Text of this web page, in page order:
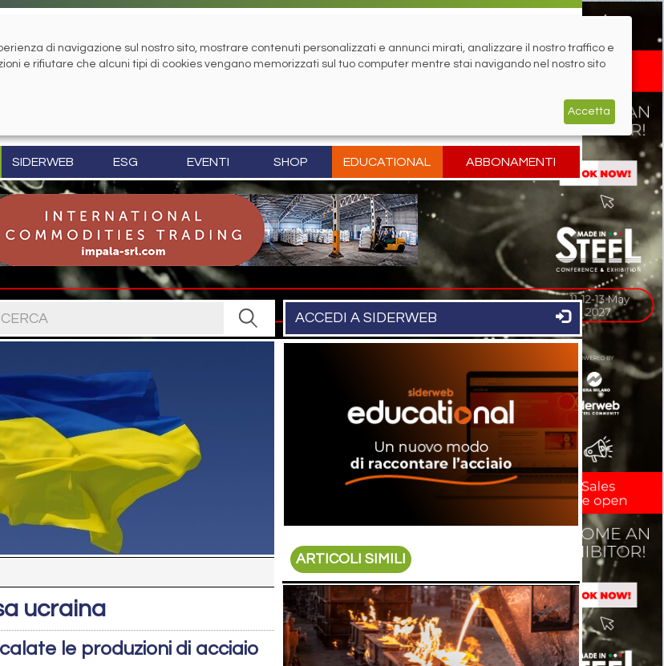
SIDERWEB ESG EVENTI SHOP EDUCATIONAL ABBONAMENTI
ACCEDI A SIDERWEB
ucraina
le produzioni di acciaio
ARTICOLI SIMILI
di navigazione sul nostro sito, mostrare contenuti personalizzati e annunci mirati, analizzare il nostro traffico e
e rifiutare che alcuni tipi di cookies vengano memorizzati sul tuo computer mentre stai navigando nel nostro sito
Accetta